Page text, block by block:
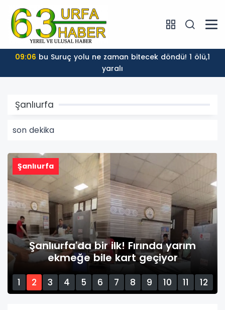
16:28 Otelin Önünde Silah Sesleri
Şanlıurfa
son dekika
Şanlıurfa
Şanlıurfa'da bir ilk! Fırında yarım
ekmeğe bile kart geçiyor
1 2 3 4 5 6 7 8 9 10 11
12